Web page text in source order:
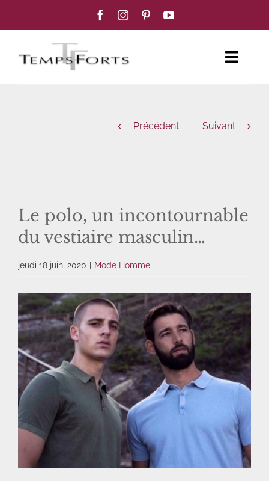
BLOG MODE
CONTACT
Précédent Suivant
Le polo, un incontournable
du vestiaire masculin…
jeudi 18 juin, 2020 Mode Homme
Voir
l'image
agrandie